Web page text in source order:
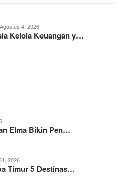
Agustus 4, 2026
Kelola Keuangan y…
Elma Bikin Pen…
2026
Timur 5 Destinas…